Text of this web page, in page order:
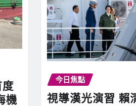
機
今日焦點
視導漢光演習 賴